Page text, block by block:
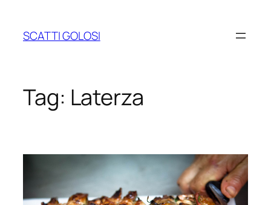
contenuto
SCATTI GOLOSI
Tag: Laterza